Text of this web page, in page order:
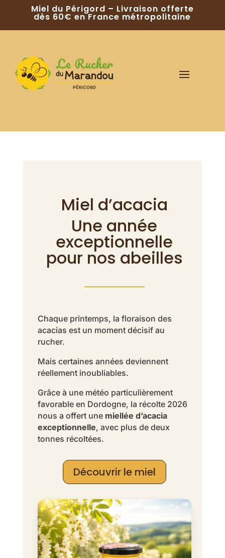
Miel du Périgord – Livraison offerte
dès 60€ en France métropolitaine
Miel d’acacia
Une année
exceptionnelle
pour nos abeilles
Chaque printemps, la floraison des
acacias est un moment décisif au
rucher.
Mais certaines années deviennent
réellement inoubliables.
Grâce à une météo particulièrement
favorable en Dordogne, la récolte 2026
nous a offert une miellée d’acacia
exceptionnelle, avec plus de deux
tonnes récoltées.
Découvrir le miel